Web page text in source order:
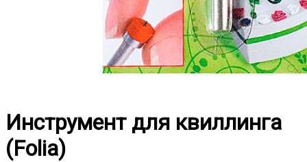
Инструмент для квиллинга
(Folia)